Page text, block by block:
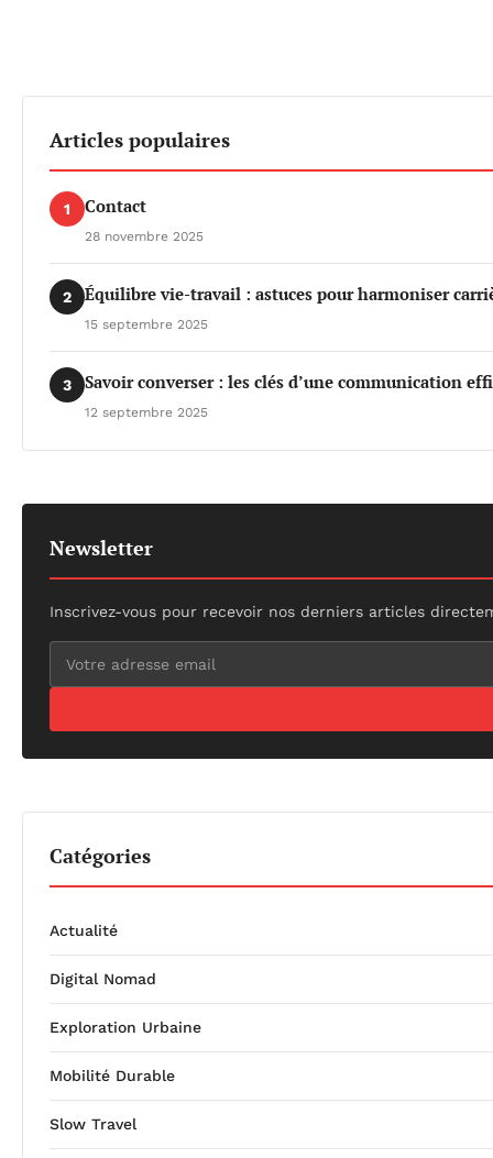
Articles populaires
1 Contact
28 novembre 2025
2 Équilibre vie-travail : astuces pour harmoniser
15 septembre 2025
3 Savoir converser : les clés d’une communication
12 septembre 2025
Newsletter
Inscrivez-vous pour recevoir nos derniers articles
Catégories
Actualité
Digital Nomad
Exploration Urbaine
Mobilité Durable
Slow Travel